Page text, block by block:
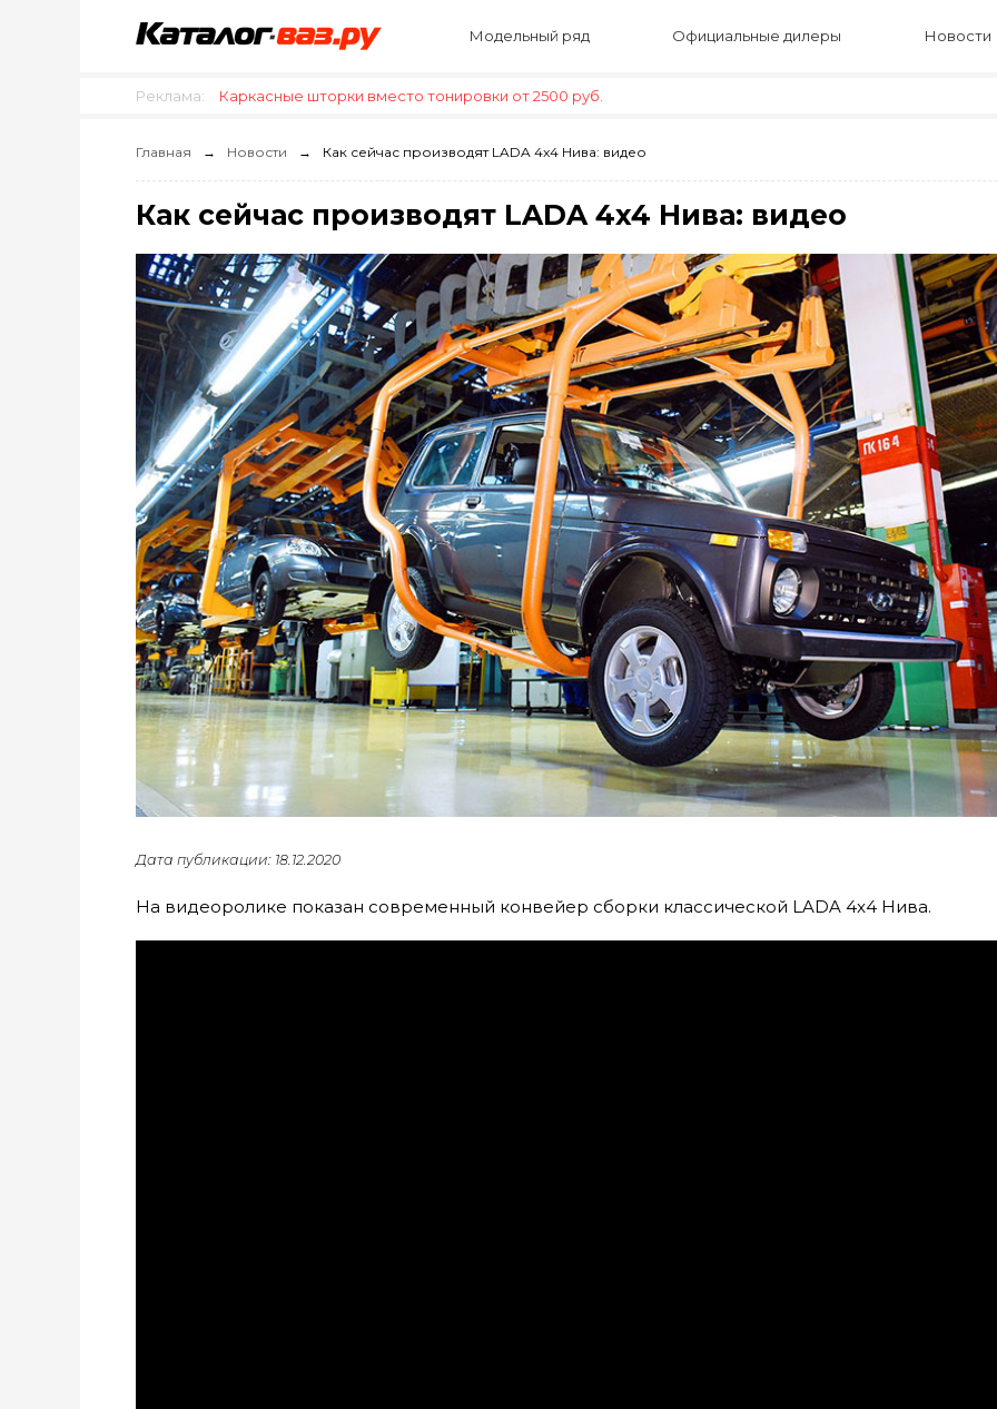
Модельный ряд Официальные дилеры Новости
Реклама: Каркасные шторки вместо тонировки от 2500 руб.
Главная Новости Как сейчас производят LADA 4x4 Нива: видео
Как сейчас производят LADA 4x4 Нива: видео
Дата публикации: 18.12.2020
На видеоролике показан современный конвейер сборки классической LADA 4x4 Нива.